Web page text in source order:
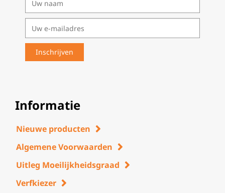
Informatie
Nieuwe producten
Algemene Voorwaarden
Uitleg Moeilijkheidsgraad
Verfkiezer